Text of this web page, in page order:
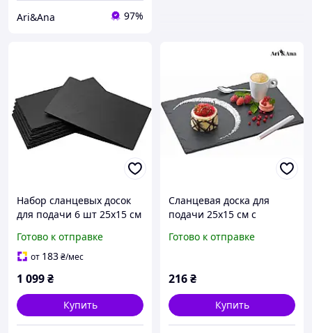
Ari&Ana 97%
Набор сланцевых досок
для подачи 6 шт 25х15 см
надписей | Сланцевые
блюда для сырной
мясных
Готово к отправке
от 183₴/мес
1 099₴
Купить
Сланцевая доска для
подачи 25х15 см с
Сланцевое блюдо для
ст
Готово к отправке
216₴
Купить